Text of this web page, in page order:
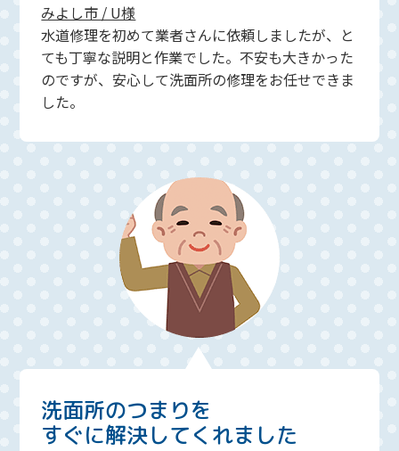
みよし市 / U様
水道修理を初めて業者さんに依頼しましたが、と
ても丁寧な説明と作業でした。不安も大きかった
のですが、安心して洗面所の修理をお任せできま
した。
洗面所のつまりを
すぐに解決してくれました